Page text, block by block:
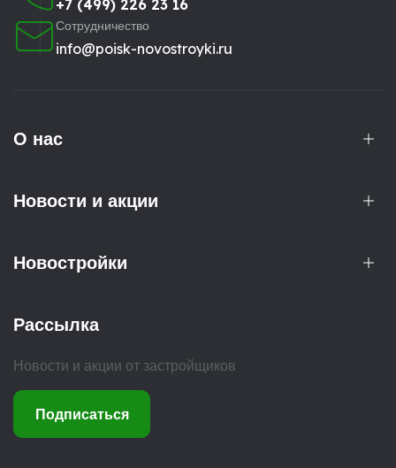
+7 (499) 226 23 16
Сотрудничество
info@poisk-novostroyki.ru
О нас
Новости и акции
Новостройки
Рассылка
Новости и акции от застройщиков
Подписаться